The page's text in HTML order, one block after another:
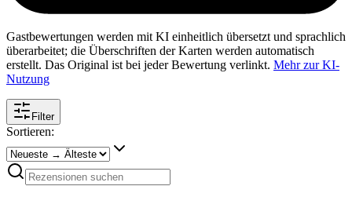
Gastbewertungen werden mit KI einheitlich übersetzt und sprachlich
überarbeitet; die Überschriften der Karten werden automatisch
erstellt. Das Original ist bei jeder Bewertung verlinkt. Mehr zur KI-
Nutzung
Filter
Sortieren: